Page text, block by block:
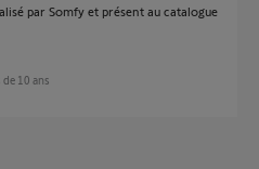
par Somfy et présent au catalogue
de 10 ans